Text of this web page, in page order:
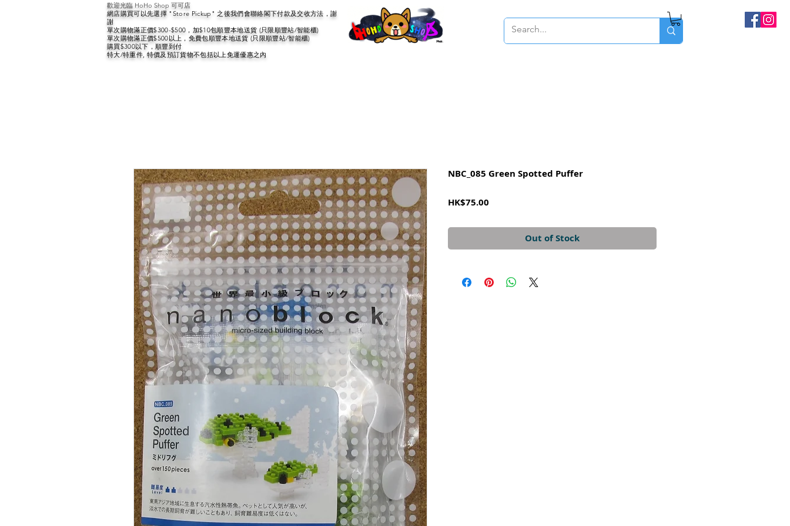
歡迎光臨 HoHo Shop 可可店
網店購買可以先選擇 "Store Pickup" 之後我們會聯絡閣下付款及交收方法，謝
謝
單次購物滿正價$300-$500，加$10包順豐本地送貨 (只限順豐站/智能櫃)
單次購物滿正價$500以上，免費包順豐本地送貨 (只限順豐站/智能櫃)
購買$300以下，順豐到付
特大/特重件, 特價及預訂貨物不包括以上免運優惠之內
NBC_085 Green Spotted Puffer
HK$75.00
Out of Stock